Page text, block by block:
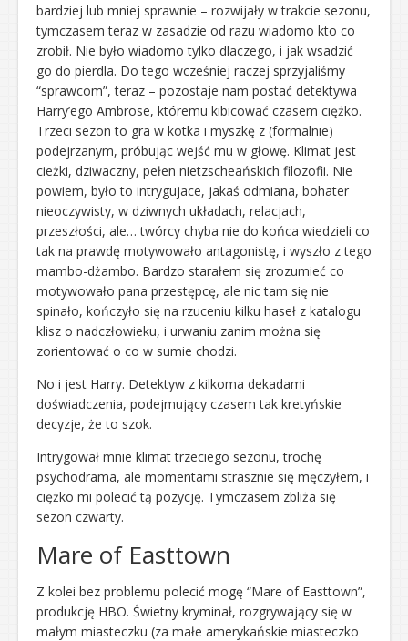
bardziej lub mniej sprawnie – rozwijały w trakcie sezonu,
tymczasem teraz w zasadzie od razu wiadomo kto co
zrobił. Nie było wiadomo tylko dlaczego, i jak wsadzić
go do pierdla. Do tego wcześniej raczej sprzyjaliśmy
“sprawcom”, teraz – pozostaje nam postać detektywa
Harry’ego Ambrose, któremu kibicować czasem ciężko.
Trzeci sezon to gra w kotka i myszkę z (formalnie)
podejrzanym, próbując wejść mu w głowę. Klimat jest
cieżki, dziwaczny, pełen nietzscheańskich filozofii. Nie
powiem, było to intrygujace, jakaś odmiana, bohater
nieoczywisty, w dziwnych układach, relacjach,
przeszłości, ale… twórcy chyba nie do końca wiedzieli co
tak na prawdę motywowało antagonistę, i wyszło z tego
mambo-dżambo. Bardzo starałem się zrozumieć co
motywowało pana przestępcę, ale nic tam się nie
spinało, kończyło się na rzuceniu kilku haseł z katalogu
klisz o nadczłowieku, i urwaniu zanim można się
zorientować o co w sumie chodzi.
No i jest Harry. Detektyw z kilkoma dekadami
doświadczenia, podejmujący czasem tak kretyńskie
decyzje, że to szok.
Intrygował mnie klimat trzeciego sezonu, trochę
psychodrama, ale momentami strasznie się męczyłem, i
ciężko mi polecić tą pozycję. Tymczasem zbliża się
sezon czwarty.
Mare of Easttown
Z kolei bez problemu polecić mogę “Mare of Easttown”,
produkcję HBO. Świetny kryminał, rozgrywający się w
małym miasteczku (za małe amerykańskie miasteczko